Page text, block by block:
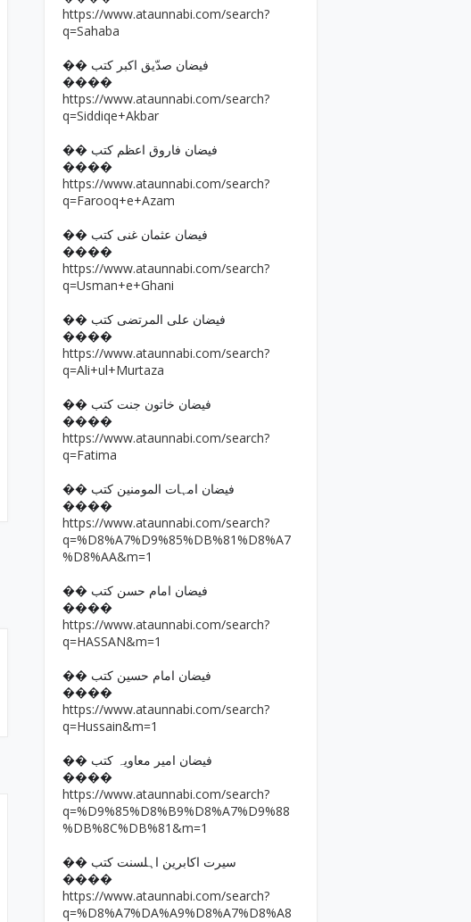
https://www.ataunnabi.com/search?
q=Sahaba
�� فیضان صدّیق اکبر کتب
����
https://www.ataunnabi.com/search?
q=Siddiqe+Akbar
�� فیضان فاروق اعظم کتب
����
https://www.ataunnabi.com/search?
q=Farooq+e+Azam
�� فیضان عثمان غنی کتب
����
https://www.ataunnabi.com/search?
q=Usman+e+Ghani
�� فیضان علی المرتضی کتب
����
https://www.ataunnabi.com/search?
q=Ali+ul+Murtaza
�� فیضان خاتون جنت کتب
����
https://www.ataunnabi.com/search?
q=Fatima
�� فیضان امہات المومنین کتب
����
https://www.ataunnabi.com/search?
q=%D8%A7%D9%85%DB%81%D8%A7
%D8%AA&m=1
�� فیضان امام حسن کتب
����
https://www.ataunnabi.com/search?
q=HASSAN&m=1
�� فیضان امام حسین کتب
����
https://www.ataunnabi.com/search?
q=Hussain&m=1
�� فیضان امیر معاویہ کتب
����
https://www.ataunnabi.com/search?
q=%D9%85%D8%B9%D8%A7%D9%88
%DB%8C%DB%81&m=1
�� سیرت اکابرین اہلسنت کتب
����
https://www.ataunnabi.com/search?
q=%D8%A7%DA%A9%D8%A7%D8%A8